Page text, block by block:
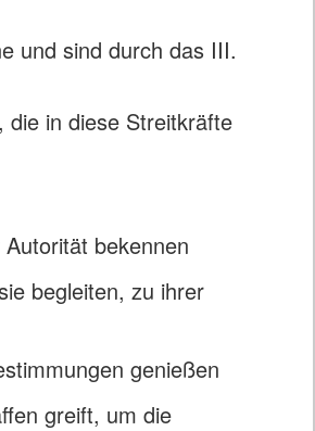
und sind durch das III.
die in diese Streitkräfte
bekennen
begleiten, zu ihrer
genießen
greift, um die